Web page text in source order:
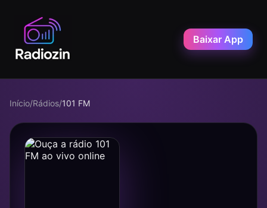
Baixar App
Início/Rádios/101 FM